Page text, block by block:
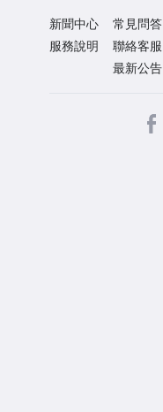
新聞中心
服務說明
常見問答
聯絡客服
最新公告